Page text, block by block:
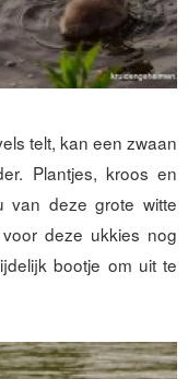
telt, kan een zwaan
Plantjes, kroos en
van deze grote witte
deze ukkies nog
bootje om uit te